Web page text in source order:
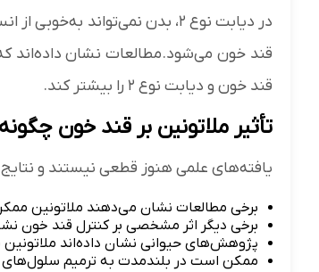
در دیابت نوع ۲، بدن نمی‌تواند
قند خون و دیابت نوع ۲ را بیشتر کند.
تأثیر ملاتونین بر قند خون
یافته‌های علمی هنوز قطعی نیستند و
برخی مطالعات نشان می‌دهند ملاتونین
برخی دیگر اثر مشخصی بر کنترل قند خون
پژوهش‌های حیوانی نشان داده‌اند
ممکن است در بلندمدت به ترمیم سلول‌های